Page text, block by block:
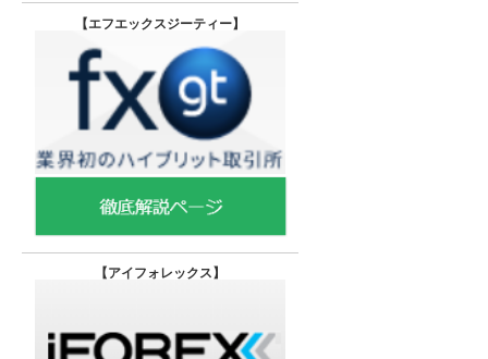
【エフエックスジーティー】
【アイフォレックス】